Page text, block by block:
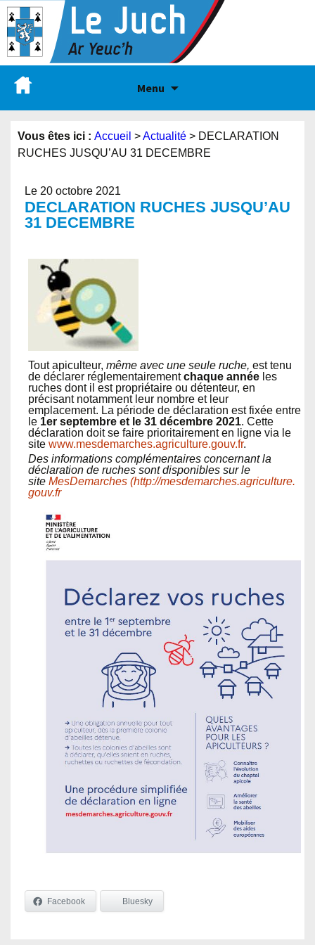
Menu
Vous êtes ici : Accueil >Actualité > DECLARATION
RUCHES JUSQU’AU 31 DECEMBRE
Le 20 octobre 2021
DECLARATION RUCHES JUSQU’AU
31 DECEMBRE
Tout apiculteur, même avec une seule ruche, est tenu
de déclarer réglementairementchaque année les
ruches dont il est propriétaire ou détenteur, en
précisant notamment leur nombre et leur
emplacement. La période de déclaration est fixée entre
le 1er septembre et le 31 décembre 2021. Cette
déclaration doit se faire prioritairement en ligne via le
site www.mesdemarches.agriculture.gouv.fr.
Des informations complémentaires concernant la
déclaration de ruches sont disponibles sur le
site MesDemarches (http://mesdemarches.agriculture.
gouv.fr
Facebook Bluesky